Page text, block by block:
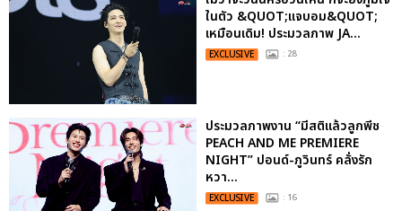
ในตัว &QUOT;แจบอม&QUOT;
เหมือนเดิม! ประมวลภาพ JA...
EXCLUSIVE : 28
ประมวลภาพงาน “มีสติแล้วลูกพีช
PEACH AND ME PREMIERE
NIGHT” ปอนด์-ภูวินทร์ คลั่งรัก
หวา...
EXCLUSIVE : 16